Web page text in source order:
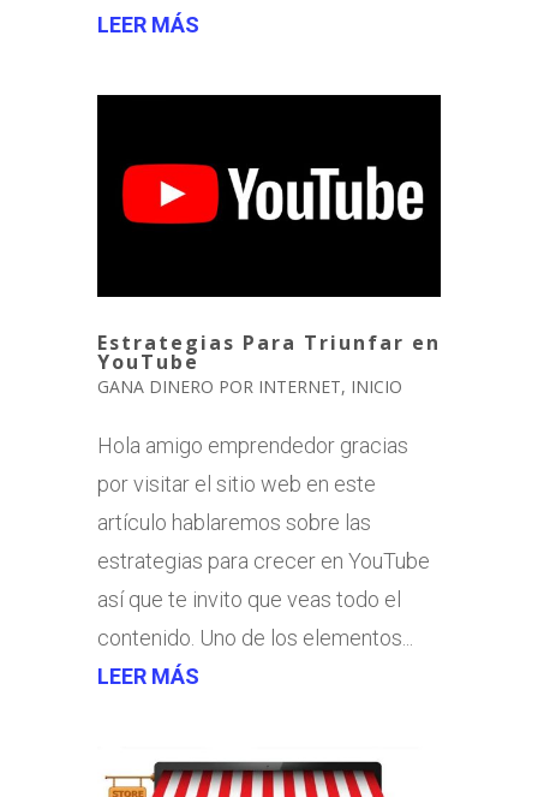
LEER MÁS
Estrategias Para Triunfar en
YouTube
GANA DINERO POR INTERNET, INICIO
Hola amigo emprendedor gracias
por visitar el sitio web en este
artículo hablaremos sobre las
estrategias para crecer en YouTube
así que te invito que veas todo el
contenido. Uno de los elementos...
LEER MÁS